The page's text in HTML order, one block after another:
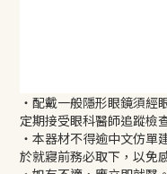
・配戴一般隱形眼鏡須經
定期接受眼科醫師追蹤檢
・本器材不得逾中文仿單
於就寢前務必取下，以免